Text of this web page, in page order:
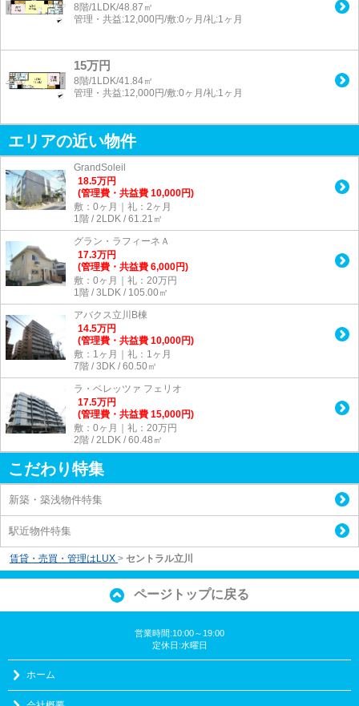
8階/1LDK/48.87㎡
管理・共益:12,000円/敷:0ヶ月/礼:1ヶ月
15万円
8階/1LDK/41.84㎡
管理・共益:12,000円/敷:0ヶ月/礼:1ヶ月
エリアの近い物件
GrandSoleil
18.5万円
(管理費・共益費 10,000円)
敷：0ヶ月｜礼：2ヶ月
1階 / 2LDK / 61.21㎡
グラン・ラフィーネＡ
17.3万円
(管理費・共益費 6,000円)
敷：0ヶ月｜礼：20万円
1階 / 3LDK / 105.00㎡
アバクス立川B棟
14.5万円
(管理費・共益費 10,000円)
敷：1ヶ月｜礼：1ヶ月
7階 / 3DK / 60.50㎡
ラ・ベレッツァ フェリオ
17.5万円
(管理費・共益費 15,000円)
敷：0ヶ月｜礼：20万円
2階 / 2LDK / 60.48㎡
こだわり特集
新築・築浅物件特集
駅近物件特集
賃貸・売買・管理はLUX > セントラル立川
ページトップに戻る
営業時間:10:00～19:00
定休日:水曜日
ホーム